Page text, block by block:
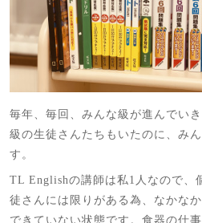
毎年、毎回、みんな級が進んでい
級の生徒さんたちもいたのに、み
す。
TL Englishの講師は私1人なので、
徒さんには限りがある為、なかな
できていない状態です。食器の仕